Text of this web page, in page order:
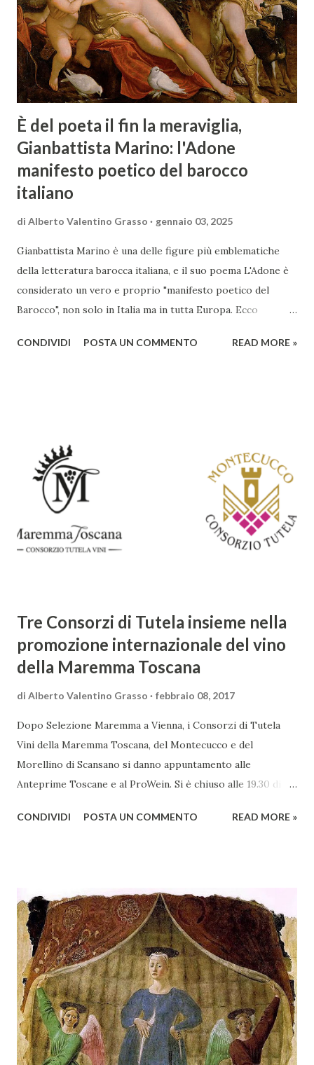
È del poeta il fin la meraviglia,
Gianbattista Marino: l'Adone
manifesto poetico del barocco
italiano
di Alberto Valentino Grasso gennaio 03, 2025
Gianbattista Marino è una delle figure più emblematiche
della letteratura barocca italiana, e il suo poema L'Adone è
considerato un vero e proprio "manifesto poetico del
Barocco", non solo in Italia ma in tutta Europa. Ecco
rendono un'opera fondamentale per il periodo. Marino fu
abbracciando invece i principi del Barocco: l'arte come
meraviglia, l'ostentazione della tecnica e la ricerca del
sorprendente. Marino visse in un'epoca di grandi
cambiamenti culturali e sociali, e la sua opera riflette questa
complessità. L'Adone è un poema epico-mitologico in 20
canti, composto da oltre 40.000 versi. Narra la storia
CONDIVIDI POSTA UN COMMENTO READ MORE »
Tre Consorzi di Tutela insieme nella
promozione internazionale del vino
della Maremma Toscana
di Alberto Valentino Grasso febbraio 08, 2017
Dopo Selezione Maremma a Vienna, i Consorzi di Tutela
Vini della Maremma Toscana, del Montecucco e del
Morellino di Scansano si danno appuntamento alle
Anteprime Toscane e al ProWein. Si è chiuso alle 19.30 di
presso l’Hotel Regina di Vienna dalla società Wein & Kultur,
territorio maremmano: Consorzio Tutela Vini della
Maremma Toscana, del Montecucco e del Morellino di
Scansano. Scopo dell’iniziativa è stato quello di promuovere
le eccellenze vitivinicole della regione in Austria, un
mercato dove il potenziale di crescita è ancora molto alto,
assistendo i produttori nella creazione di contatti
commerciali con gli operatori locali. Gli organizzatori
dell’evento, Christian Bauer, austriaco ed esperto di vini e
conoscitore dei mercati di lingua tedes...
CONDIVIDI POSTA UN COMMENTO READ MORE »